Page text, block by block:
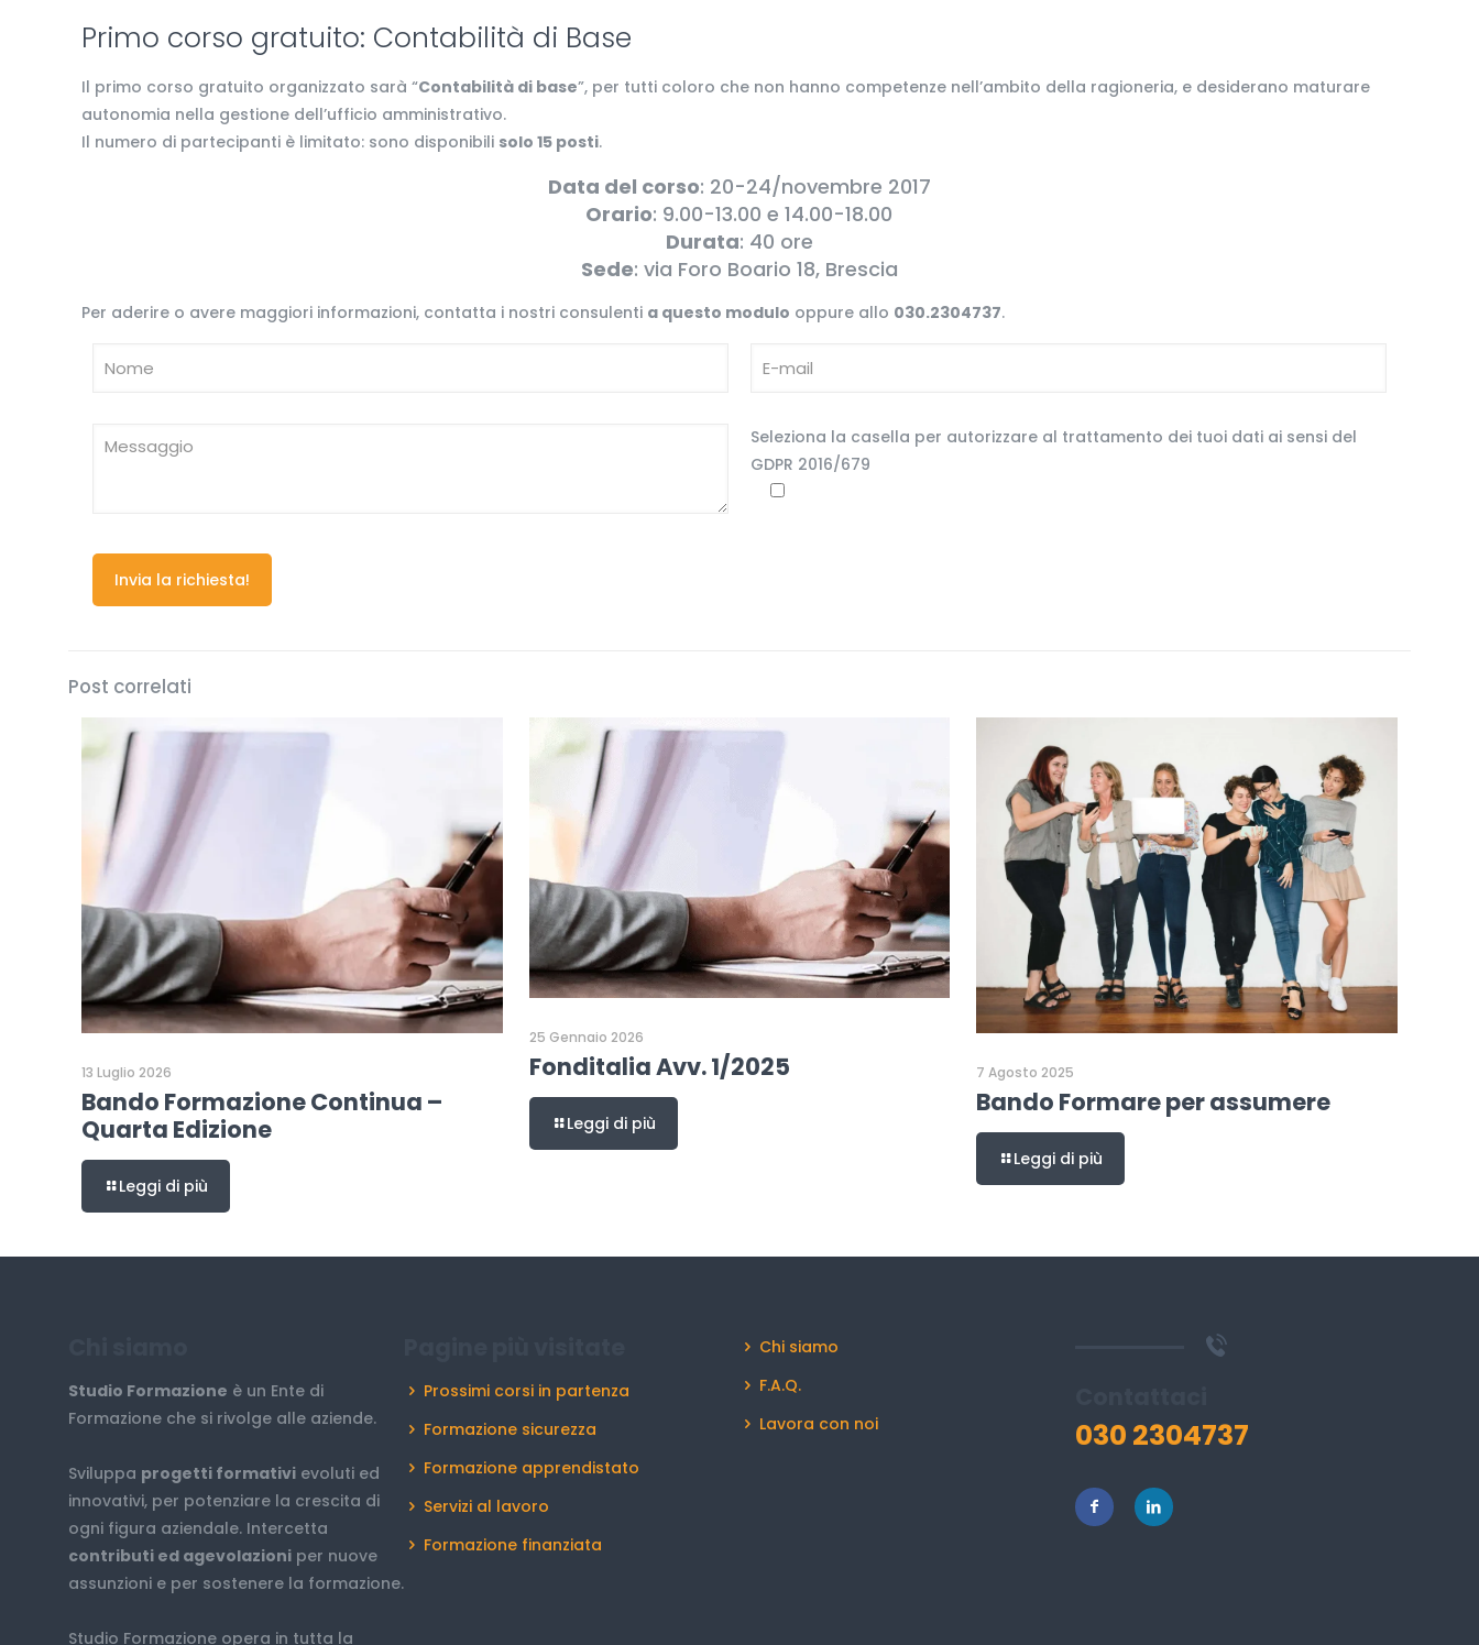
Primo corso gratuito: Contabilità di Base
Il primo corso gratuito organizzato sarà “Contabilità di base”, per tutti coloro che non hanno competenze nell’ambito della ragioneria, e desiderano maturare
autonomia nella gestione dell’ufficio amministrativo.
Il numero di partecipanti è limitato: sono disponibili solo 15 posti.
Data del corso: 20-24/novembre 2017
Orario: 9.00-13.00 e 14.00-18.00
Durata: 40 ore
Sede: via Foro Boario 18, Brescia
Per aderire o avere maggiori informazioni, contatta i nostri consulenti a questo modulo oppure allo 030.2304737.
Seleziona la casella per autorizzare al trattamento dei tuoi dati ai sensi del
GDPR 2016/679
Post correlati
13 Luglio 2026
Bando Formazione Continua –
Quarta Edizione
Leggi di più
25 Gennaio 2026
Fonditalia Avv. 1/2025
Leggi di più
7 Agosto 2025
Bando Formare per assumere
Leggi di più
Studio Formazione è un Ente di
Formazione che si rivolge alle aziende.
Sviluppa progetti formativi evoluti ed
innovativi, per potenziare la crescita di
ogni figura aziendale. Intercetta
contributi ed agevolazioni per nuove
assunzioni e per sostenere la formazione.
Studio Formazione opera in tutta la
Prossimi corsi in partenza
Formazione sicurezza
Formazione apprendistato
Servizi al lavoro
Formazione finanziata
Chi siamo
F.A.Q.
Lavora con noi
030 2304737